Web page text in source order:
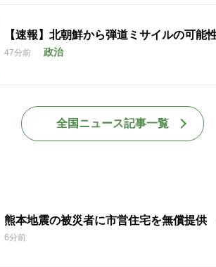
【速報】北朝鮮から弾道ミサイルの可
47分前 政治
全国ニュース記事一覧
熊本地震の被災者に市営住宅を無償提
6分前